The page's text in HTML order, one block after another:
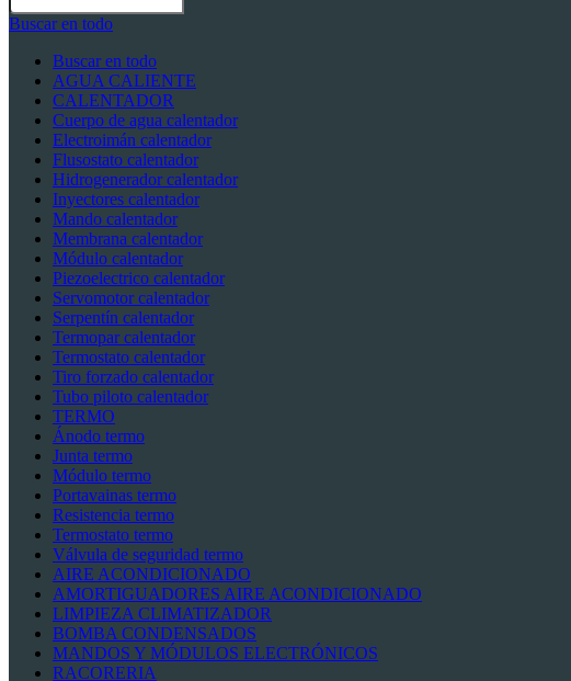
Buscar en todo
Buscar en todo
AGUA CALIENTE
CALENTADOR
Cuerpo de agua calentador
Electroimán calentador
Flusostato calentador
Hidrogenerador calentador
Inyectores calentador
Mando calentador
Membrana calentador
Módulo calentador
Piezoelectrico calentador
Servomotor calentador
Serpentín calentador
Termopar calentador
Termostato calentador
Tiro forzado calentador
Tubo piloto calentador
TERMO
Ánodo termo
Junta termo
Módulo termo
Portavainas termo
Resistencia termo
Termostato termo
Válvula de seguridad termo
AIRE ACONDICIONADO
AMORTIGUADORES AIRE ACONDICIONADO
LIMPIEZA CLIMATIZADOR
BOMBA CONDENSADOS
MANDOS Y MÓDULOS ELECTRÓNICOS
RACORERIA